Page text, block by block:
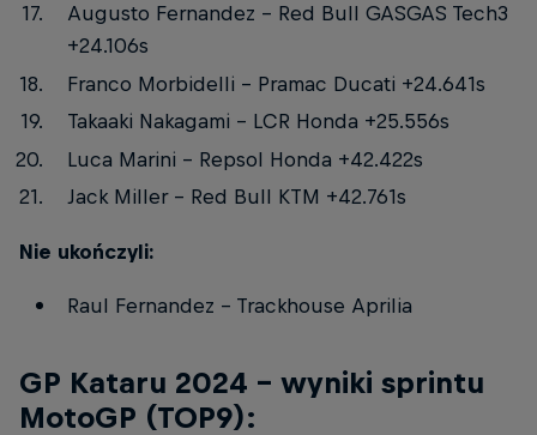
Augusto Fernandez – Red Bull GASGAS Tech3
+24.106s
Franco Morbidelli – Pramac Ducati +24.641s
Takaaki Nakagami – LCR Honda +25.556s
Luca Marini – Repsol Honda +42.422s
Jack Miller – Red Bull KTM +42.761s
Nie ukończyli:
Raul Fernandez – Trackhouse Aprilia
GP Kataru 2024 – wyniki sprintu
MotoGP (TOP9):